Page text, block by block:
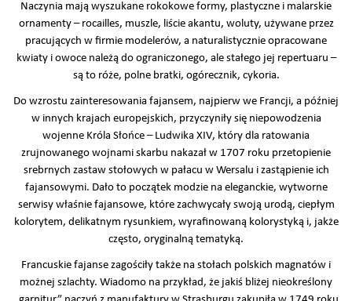
Naczynia mają wyszukane rokokowe formy, plastyczne i malarskie
ornamenty – rocailles, muszle, liście akantu, woluty, używane przez
pracujących w firmie modelerów, a naturalistycznie opracowane
kwiaty i owoce należą do ograniczonego, ale stałego jej repertuaru –
są to róże, polne bratki, ogórecznik, cykoria.
Do wzrostu zainteresowania fajansem, najpierw we Francji, a później
w innych krajach europejskich, przyczyniły się niepowodzenia
wojenne Króla Słońce – Ludwika XIV, który dla ratowania
zrujnowanego wojnami skarbu nakazał w 1707 roku przetopienie
srebrnych zastaw stołowych w pałacu w Wersalu i zastąpienie ich
fajansowymi. Dało to początek modzie na eleganckie, wytworne
serwisy właśnie fajansowe, które zachwycały swoją urodą, ciepłym
kolorytem, delikatnym rysunkiem, wyrafinowaną kolorystyką i, jakże
często, oryginalną tematyką.
Francuskie fajanse zagościły także na stołach polskich magnatów i
możnej szlachty. Wiadomo na przykład, że jakiś bliżej nieokreślony